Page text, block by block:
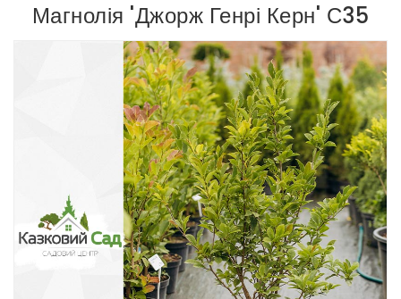
Магнолія 'Джорж Генрі Керн' С35